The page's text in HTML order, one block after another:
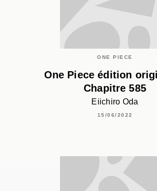
ONE PIECE
One Piece édition
Chapitre 585
Eiichiro Oda
15/06/2022